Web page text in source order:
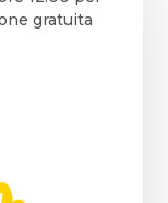
gratuita